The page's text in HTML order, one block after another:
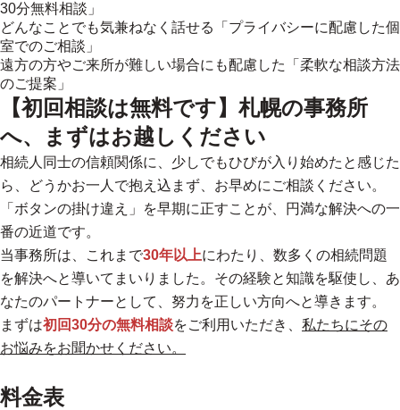
30分無料相談」
どんなことでも気兼ねなく話せる「プライバシーに配慮した個
室でのご相談」
遠方の方やご来所が難しい場合にも配慮した「柔軟な相談方法
のご提案」
【初回相談は無料です】札幌の事務所
へ、まずはお越しください
相続人同士の信頼関係に、少しでもひびが入り始めたと感じた
ら、どうかお一人で抱え込まず、お早めにご相談ください。
「ボタンの掛け違え」を早期に正すことが、円満な解決への一
番の近道です。
当事務所は、これまで30年以上にわたり、数多くの相続問題
を解決へと導いてまいりました。その経験と知識を駆使し、あ
なたのパートナーとして、努力を正しい方向へと導きます。
まずは初回30分の無料相談をご利用いただき、 私たちにその
お悩みをお聞かせください。
料金表